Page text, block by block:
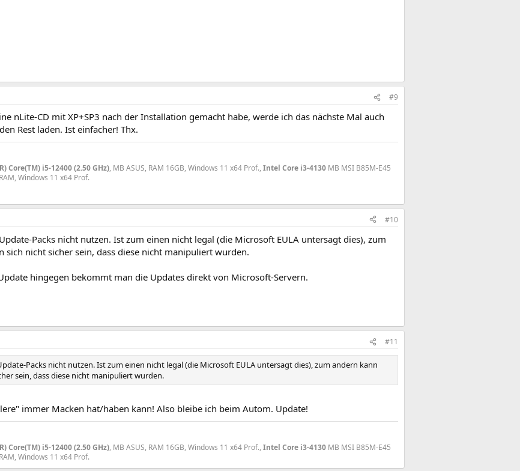
#9
nLite-CD mit XP+SP3 nach der Installation gemacht habe, werde ich das nächste Mal auch
Rest laden. Ist einfacher! Thx.
Core(TM) i5-12400 (2.50 GHz), MB ASUS, RAM 16GB, Windows 11 x64 Prof., Intel Core i3-4130 MB MSI B85M-E45
Windows 11 x64 Prof.
#10
Packs nicht nutzen. Ist zum einen nicht legal (die Microsoft EULA untersagt dies), zum
sich nicht sicher sein, dass diese nicht manipuliert wurden.
hingegen bekommt man die Updates direkt von Microsoft-Servern.
#11
Packs nicht nutzen. Ist zum einen nicht legal (die Microsoft EULA untersagt dies), zum andern kann
sein, dass diese nicht manipuliert wurden.
immer Macken hat/haben kann! Also bleibe ich beim Autom. Update!
Core(TM) i5-12400 (2.50 GHz), MB ASUS, RAM 16GB, Windows 11 x64 Prof., Intel Core i3-4130 MB MSI B85M-E45
Windows 11 x64 Prof.